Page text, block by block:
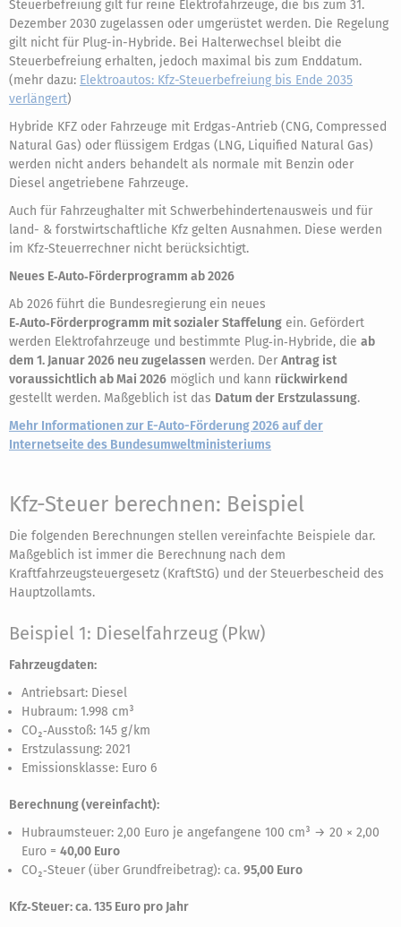
Steuerbefreiung gilt für reine Elektrofahrzeuge, die bis zum 31.
Dezember 2030 zugelassen oder umgerüstet werden. Die Regelung
gilt nicht für Plug-in-Hybride. Bei Halterwechsel bleibt die
Steuerbefreiung erhalten, jedoch maximal bis zum Enddatum.
(mehr dazu: Elektroautos: Kfz-Steuerbefreiung bis Ende 2035
verlängert)
Hybride KFZ oder Fahrzeuge mit Erdgas-Antrieb (CNG, Compressed
Natural Gas) oder flüssigem Erdgas (LNG, Liquified Natural Gas)
werden nicht anders behandelt als normale mit Benzin oder
Diesel angetriebene Fahrzeuge.
Auch für Fahrzeughalter mit Schwerbehindertenausweis und für
land- & forstwirtschaftliche Kfz gelten Ausnahmen. Diese werden
im Kfz-Steuerrechner nicht berücksichtigt.
Neues E‑Auto‑Förderprogramm ab 2026
Ab 2026 führt die Bundesregierung ein neues
E‑Auto‑Förderprogramm mit sozialer Staffelung ein. Gefördert
werden Elektrofahrzeuge und bestimmte Plug‑in‑Hybride, die ab
dem 1. Januar 2026 neu zugelassen werden. Der Antrag ist
voraussichtlich ab Mai 2026 möglich und kann rückwirkend
gestellt werden. Maßgeblich ist das Datum der Erstzulassung.
Mehr Informationen zur E-Auto-Förderung 2026 auf der
Internetseite des Bundesumweltministeriums
Kfz-Steuer berechnen: Beispiel
Die folgenden Berechnungen stellen vereinfachte Beispiele dar.
Maßgeblich ist immer die Berechnung nach dem
Kraftfahrzeugsteuergesetz (KraftStG) und der Steuerbescheid des
Hauptzollamts.
Beispiel 1: Dieselfahrzeug (Pkw)
Fahrzeugdaten:
Antriebsart: Diesel
Hubraum: 1.998 cm³
CO₂‑Ausstoß: 145 g/km
Erstzulassung: 2021
Emissionsklasse: Euro 6
Berechnung (vereinfacht):
Hubraumsteuer: 2,00 Euro je angefangene 100 cm³ → 20 × 2,00
Euro = 40,00 Euro
CO₂‑Steuer (über Grundfreibetrag): ca. 95,00 Euro
Kfz‑Steuer: ca. 135 Euro pro Jahr